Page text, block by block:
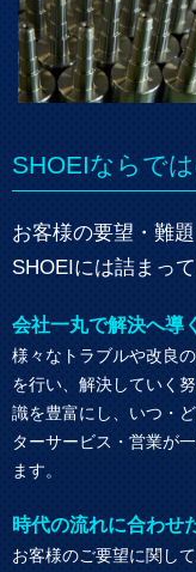
SHOEIならで
お客様の要望・難
SHOEIには詰まって
会社一丸で解決へ導く
様々なトラブルや改良
を行い、解決していく
識を豊富にし、いつ・
ターサービス・営業が
ます。
時代の流れに合わせ
お客様のご要望に関し